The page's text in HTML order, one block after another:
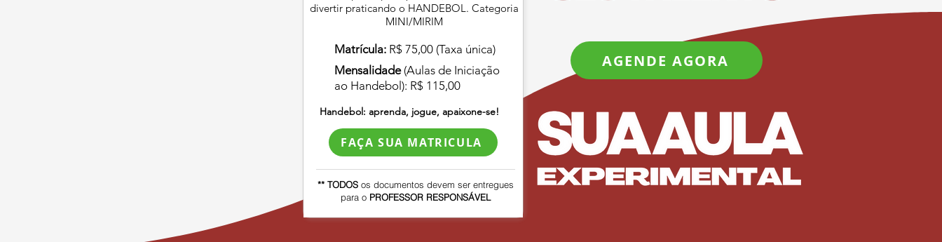
divertir praticando o HANDEBOL. Categoria
MINI/MIRIM
Matrícula: R$ 75,00 (Taxa única)
Mensalidade (Aulas de Iniciação
ao Handebol): R$ 115,00
Handebol: aprenda, jogue, apaixone-se!
FAÇA SUA MATRICULA
** TODOS os documentos devem ser entregues
para o PROFESSOR RESPONSÁVEL
AGENDE AGORA